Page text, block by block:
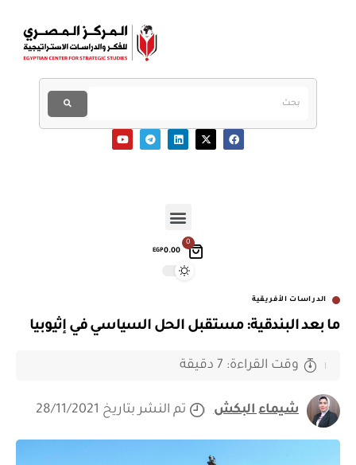
0
EGP0.00
الدراسات الأفريقية
ما بعد البندقية: مستقبل الحل السياسي في إثيوبيا
شيماء البكش تم النشر بتاريخ 28/11/2021
وقت القراءة: 7 دقيقة